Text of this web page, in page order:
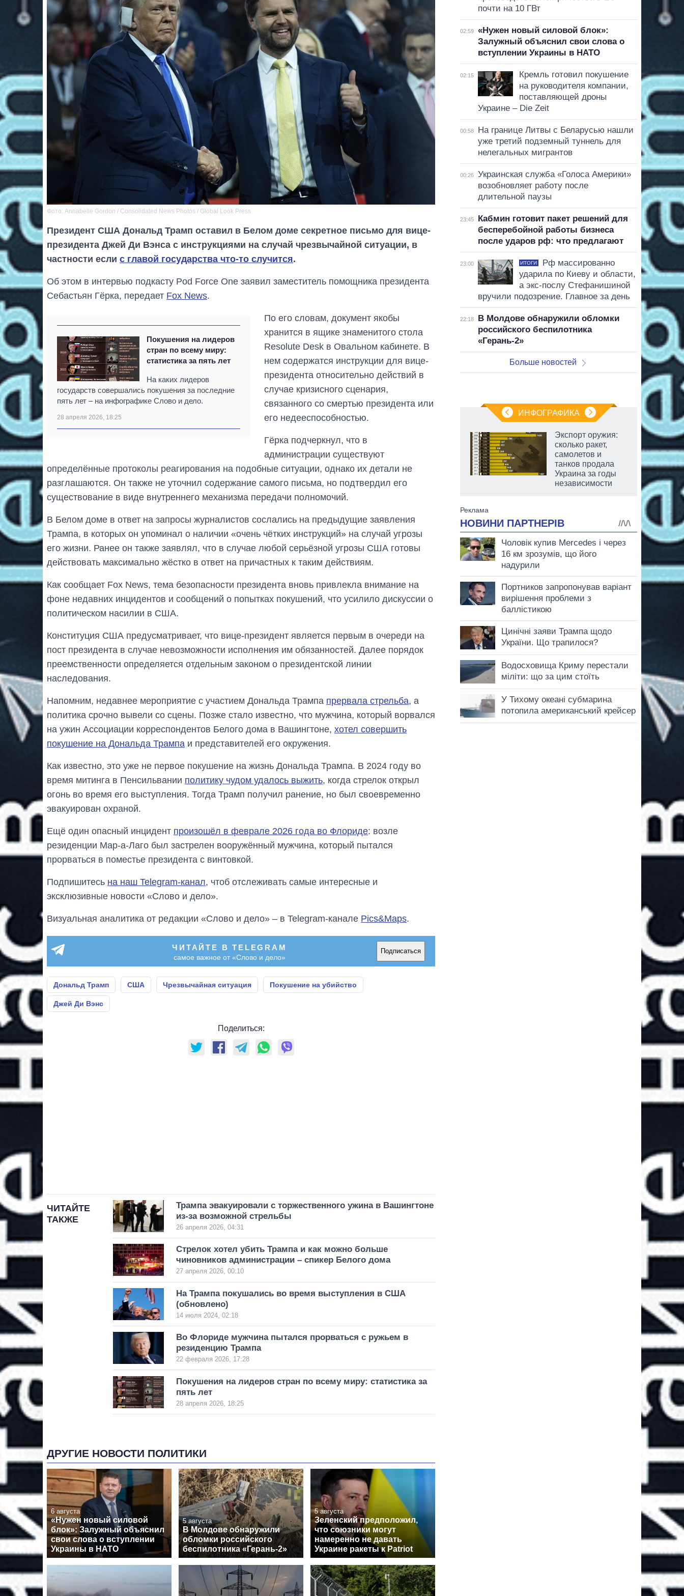
Фото: Annabelle Gordon / Consolidated News Photos / Global Look Press
Президент США Дональд Трамп оставил в Белом доме секретное письмо для вице-
президента Джей Ди Вэнса с инструкциями на случай чрезвычайной ситуации, в
частности если с главой государства что-то случится.
Об этом в интервью подкасту Pod Force One заявил заместитель помощника президента
Себастьян Гёрка, передает Fox News.
Покушения на лидеров
стран по всему миру:
статистика за пять лет
На каких лидеров
государств совершались покушения за последние
пять лет – на инфографике Слово и дело.
28 апреля 2026, 18:25
По его словам, документ якобы
хранится в ящике знаменитого стола
Resolute Desk в Овальном кабинете. В
нем содержатся инструкции для вице-
президента относительно действий в
случае кризисного сценария,
связанного со смертью президента или
его недееспособностью.
Гёрка подчеркнул, что в
администрации существуют
определённые протоколы реагирования на подобные ситуации, однако их детали не
разглашаются. Он также не уточнил содержание самого письма, но подтвердил его
существование в виде внутреннего механизма передачи полномочий.
В Белом доме в ответ на запросы журналистов сослались на предыдущие заявления
Трампа, в которых он упоминал о наличии «очень чётких инструкций» на случай угрозы
его жизни. Ранее он также заявлял, что в случае любой серьёзной угрозы США готовы
действовать максимально жёстко в ответ на причастных к таким действиям.
Как сообщает Fox News, тема безопасности президента вновь привлекла внимание на
фоне недавних инцидентов и сообщений о попытках покушений, что усилило дискуссии о
политическом насилии в США.
Конституция США предусматривает, что вице-президент является первым в очереди на
пост президента в случае невозможности исполнения им обязанностей. Далее порядок
преемственности определяется отдельным законом о президентской линии
наследования.
Напомним, недавнее мероприятие с участием Дональда Трампа прервала стрельба, а
политика срочно вывели со сцены. Позже стало известно, что мужчина, который ворвался
на ужин Ассоциации корреспондентов Белого дома в Вашингтоне, хотел совершить
покушение на Дональда Трампа и представителей его окружения.
Как известно, это уже не первое покушение на жизнь Дональда Трампа. В 2024 году во
время митинга в Пенсильвании политику чудом удалось выжить, когда стрелок открыл
огонь во время его выступления. Тогда Трамп получил ранение, но был своевременно
эвакуирован охраной.
Ещё один опасный инцидент произошёл в феврале 2026 года во Флориде: возле
резиденции Мар-а-Лаго был застрелен вооружённый мужчина, который пытался
прорваться в поместье президента с винтовкой.
Подпишитесь на наш Telegram-канал, чтоб отслеживать самые интересные и
эксклюзивные новости «Слово и дело».
Визуальная аналитика от редакции «Слово и дело» – в Telegram-канале Pics&Maps.
ЧИТАЙТЕ В TELEGRAM
самое важное от «Слово и дело»
Подписаться
Дональд Трамп США Чрезвычайная ситуация Покушение на убийство
Джей Ди Вэнс
Поделиться:
ЧИТАЙТЕ
ТАКЖЕ
Трампа эвакуировали с торжественного ужина в Вашингтоне
из-за возможной стрельбы
26 апреля 2026, 04:31
Стрелок хотел убить Трампа и как можно больше
чиновников администрации – спикер Белого дома
27 апреля 2026, 00:10
На Трампа покушались во время выступления в США
(обновлено)
14 июля 2024, 02:18
Во Флориде мужчина пытался прорваться с ружьем в
резиденцию Трампа
22 февраля 2026, 17:28
Покушения на лидеров стран по всему миру: статистика за
пять лет
28 апреля 2026, 18:25
ДРУГИЕ НОВОСТИ ПОЛИТИКИ
6 августа
«Нужен новый силовой
блок»: Залужный объяснил
свои слова о вступлении
Украины в НАТО
5 августа
В Молдове обнаружили
обломки российского
беспилотника «Герань-2»
5 августа
Зеленский предположил,
что союзники могут
намеренно не давать
Украине ракеты к Patriot
почти на 10 ГВт
02:59
«Нужен новый силовой блок»:
Залужный объяснил свои слова о
вступлении Украины в НАТО
02:15
Кремль готовил покушение
на руководителя компании,
поставляющей дроны
Украине – Die Zeit
00:58
На границе Литвы с Беларусью нашли
уже третий подземный туннель для
нелегальных мигрантов
00:26
Украинская служба «Голоса Америки»
возобновляет работу после
длительной паузы
23:45
Кабмин готовит пакет решений для
бесперебойной работы бизнеса
после ударов рф: что предлагают
23:00 ИТОГИ
Рф массированно
ударила по Киеву и области,
а экс-послу Стефанишиной
вручили подозрение. Главное за день
22:18
В Молдове обнаружили обломки
российского беспилотника
«Герань-2»
Больше новостей
ИНФОГРАФИКА
ударов по Украине
область стали
главной целью рф
Экспорт оружия:
сколько ракет,
самолетов и
танков продала
Украина за годы
независимости